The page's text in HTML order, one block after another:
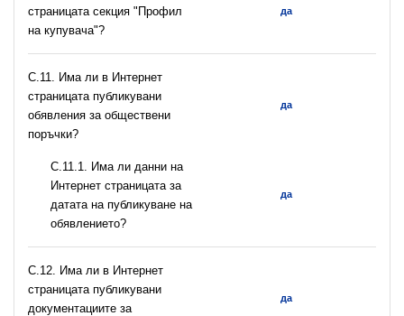
страницата секция "Профил
на купувача"?
да
С.11. Има ли в Интернет
страницата публикувани
обявления за обществени
поръчки?
да
С.11.1. Има ли данни на
Интернет страницата за
датата на публикуване на
обявлението?
да
С.12. Има ли в Интернет
страницата публикувани
документациите за
да